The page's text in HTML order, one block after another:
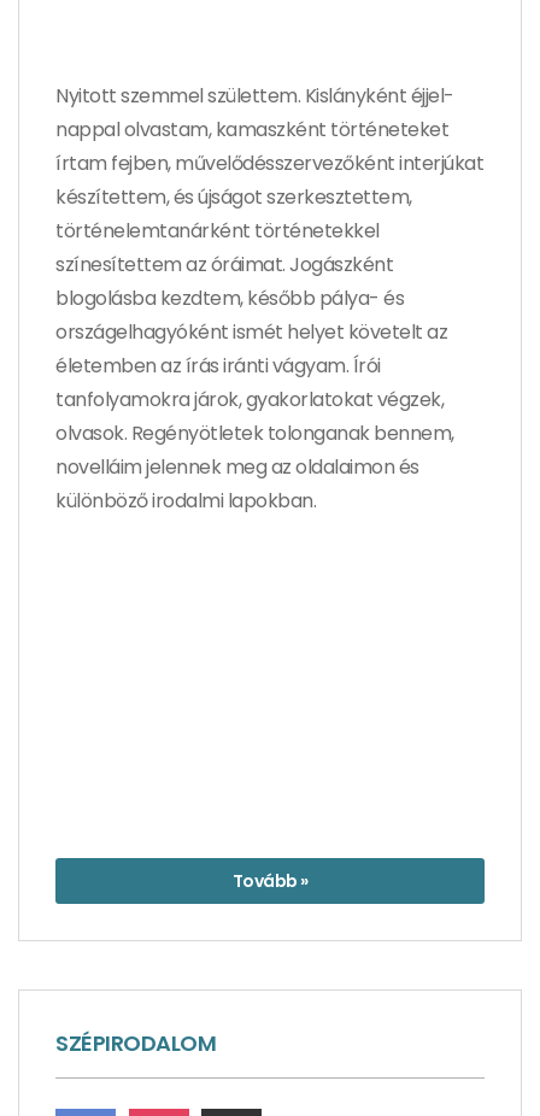
Nyitott szemmel születtem. Kislányként éjjel-
nappal olvastam, kamaszként történeteket
írtam fejben, művelődésszervezőként interjúkat
készítettem, és újságot szerkesztettem,
történelemtanárként történetekkel
színesítettem az óráimat. Jogászként
blogolásba kezdtem, később pálya- és
országelhagyóként ismét helyet követelt az
életemben az írás iránti vágyam. Írói
tanfolyamokra járok, gyakorlatokat végzek,
olvasok. Regényötletek tolonganak bennem,
novelláim jelennek meg az oldalaimon és
különböző irodalmi lapokban.
Tovább »
SZÉPIRODALOM